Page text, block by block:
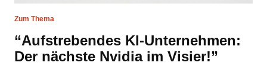
Zum Thema
“Aufstrebendes KI-Unternehmen:
Der nächste Nvidia im Visier!”